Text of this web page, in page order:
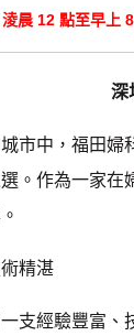
晨 12 點至早上
深
中，福田婦
。作為一家在
精湛
經驗豐富、